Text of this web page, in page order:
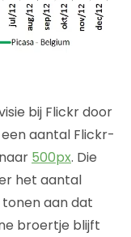
bij Flickr door
aantal Flickr-
500px. Die
het aantal
aan dat
broertje blijft